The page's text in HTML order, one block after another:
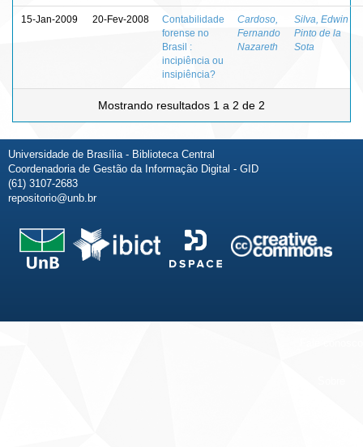
15-Jan-2009 20-Fev-2008
Contabilidade
forense no
Brasil :
incipiência ou
insipiência?
Cardoso,
Fernando
Nazareth
Silva, Edwin
Pinto de la
Sota
Mostrando resultados 1 a 2 de 2
Universidade de Brasília - Biblioteca Central
Coordenadoria de Gestão da Informação Digital - GID
(61) 3107-2683
repositorio@unb.br